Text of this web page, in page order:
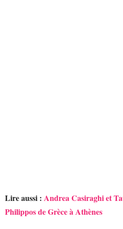
Lire aussi : Andrea Casiraghi et
Philippos de Grèce à Athènes